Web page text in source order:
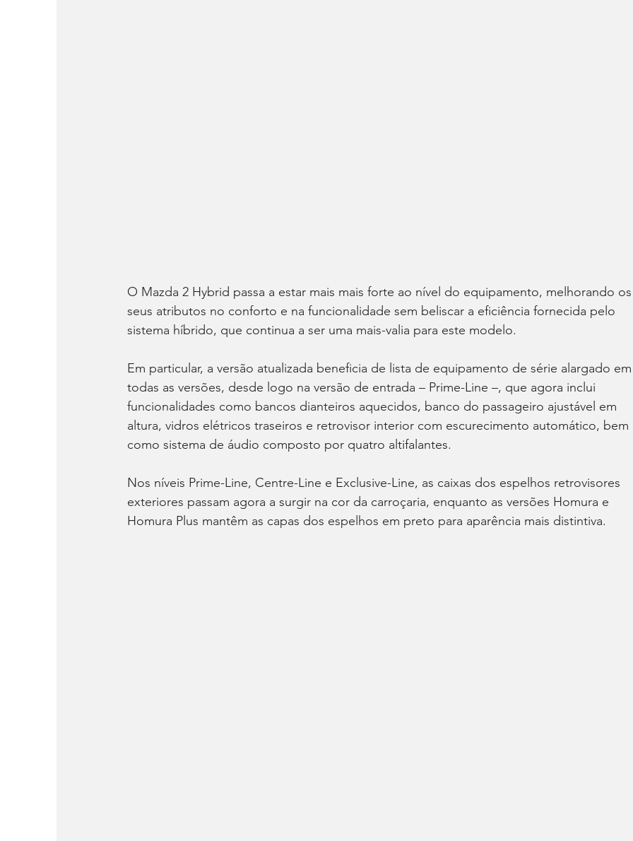
O Mazda 2 Hybrid passa a estar mais mais forte ao nível do equipamento, melhorando os
seus atributos no conforto e na funcionalidade sem beliscar a eficiência fornecida pelo
sistema híbrido, que continua a ser uma mais-valia para este modelo.
Em particular, a versão atualizada beneficia de lista de equipamento de série alargado em
todas as versões, desde logo na versão de entrada – Prime-Line –, que agora inclui
funcionalidades como bancos dianteiros aquecidos, banco do passageiro ajustável em
altura, vidros elétricos traseiros e retrovisor interior com escurecimento automático, bem
como sistema de áudio composto por quatro altifalantes.
Nos níveis Prime-Line, Centre-Line e Exclusive-Line, as caixas dos espelhos retrovisores
exteriores passam agora a surgir na cor da carroçaria, enquanto as versões Homura e
Homura Plus mantêm as capas dos espelhos em preto para aparência mais distintiva.